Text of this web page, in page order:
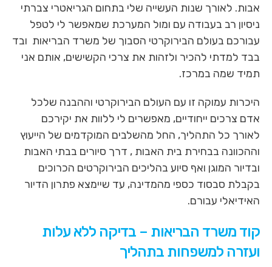
אבות. לאורך שנות העשייה שלי בתחום הגריאטרי צברתי
ניסיון רב בעבודה עם ומול המערכת שמאפשר לי לטפל
עבורכם בעולם הבירוקרטי הסבוך של משרד הבריאות ובד
בבד למדתי להכיר ולזהות את צרכי הקשישים, אותם אני
תמיד שמה במרכז.
היכרות עמוקה זו עם העולם הבירוקרטי וההבנה שלכל
אדם צרכים ייחודיים, מאפשרים לי ללוות את יקירכם
לאורך כל התהליך, החל מהשלבים המוקדמים של הייעוץ
וההכוונה בבחירת בית האבות , דרך סיורים בבתי האבות
ובדיור המוגן ואף סיוע בהליכים הבירוקרטים הכרוכים
בקבלת סבסוד כספי מהמדינה, עד שיימצא פתרון הדיור
האידיאלי עבורם.
קוד משרד הבריאות – בדיקה ללא עלות
ועזרה למשפחות בתהליך